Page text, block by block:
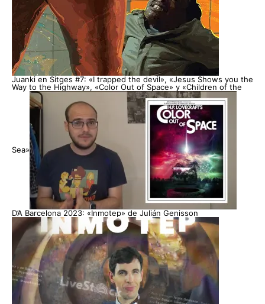
Juanki en Sitges #7: «I trapped the devil», «Jesus Shows you the
Way to the Highway», «Color Out of Space» y «Children of the
Sea»
D’A Barcelona 2023: «Inmotep» de Julián Genisson